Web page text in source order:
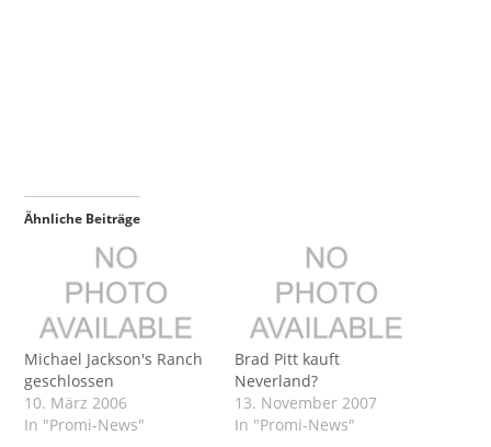
Ähnliche Beiträge
Michael Jackson's Ranch
geschlossen
10. März 2006
In "Promi-News"
Brad Pitt kauft
Neverland?
13. November 2007
In "Promi-News"